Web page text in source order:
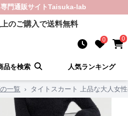
専門通販サイトTaisuka-lab
のご購入で送料無料
0 0
品を検索 人気ランキング
一覧 › タイトスカート 上品な大人女